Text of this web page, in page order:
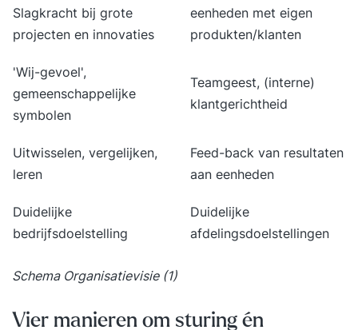
Slagkracht bij grote
projecten en innovaties
eenheden met eigen
produkten/klanten
'Wij-gevoel',
gemeenschappelijke
symbolen
Teamgeest, (interne)
klantgerichtheid
Uitwisselen, vergelijken,
leren
Feed-back van resultaten
aan eenheden
Duidelijke
bedrijfsdoelstelling
Duidelijke
afdelingsdoelstellingen
Schema Organisatievisie (1)
Vier manieren om sturing én